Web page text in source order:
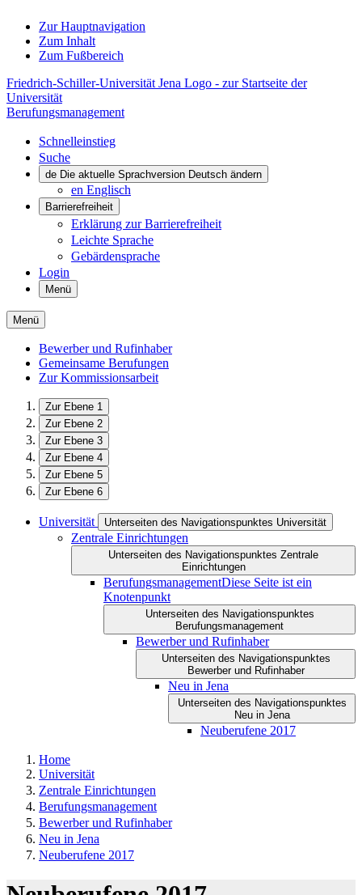
Zur Hauptnavigation
Zum Inhalt
Zum Fußbereich
Friedrich-Schiller-Universität Jena Logo - zur Startseite der
Universität
Berufungsmanagement
Schnelleinstieg
Suche
de Die aktuelle Sprachversion Deutsch ändern
en Englisch
Barrierefreiheit
Erklärung zur Barrierefreiheit
Leichte Sprache
Gebärdensprache
Login
Menü
Menü
Bewerber und Rufinhaber
Gemeinsame Berufungen
Zur Kommissionsarbeit
Zur Ebene 1
Zur Ebene 2
Zur Ebene 3
Zur Ebene 4
Zur Ebene 5
Zur Ebene 6
Universität Unterseiten des Navigationspunktes Universität
Zentrale Einrichtungen
Unterseiten des Navigationspunktes Zentrale
Einrichtungen
BerufungsmanagementDiese Seite ist ein
Knotenpunkt
Unterseiten des Navigationspunktes
Berufungsmanagement
Bewerber und Rufinhaber
Unterseiten des Navigationspunktes
Bewerber und Rufinhaber
Neu in Jena
Unterseiten des Navigationspunktes
Neu in Jena
Neuberufene 2017
Home
Universität
Zentrale Einrichtungen
Berufungsmanagement
Bewerber und Rufinhaber
Neu in Jena
Neuberufene 2017